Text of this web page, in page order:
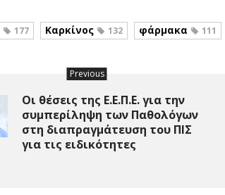
177 Καρκίνος 132 φάρμακα 111
Previous
Οι θέσεις της Ε.Ε.Π.Ε. για την
συμπερίληψη των Παθολόγων
στη διαπραγμάτευση του ΠΙΣ
για τις ειδικότητες